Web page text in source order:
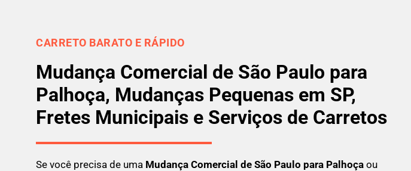
CARRETO BARATO E RÁPIDO
Mudança Comercial de São Paulo para
Palhoça, Mudanças Pequenas em SP,
Fretes Municipais e Serviços de Carretos
Se você precisa de uma Mudança Comercial de São Paulo para Palhoça ou